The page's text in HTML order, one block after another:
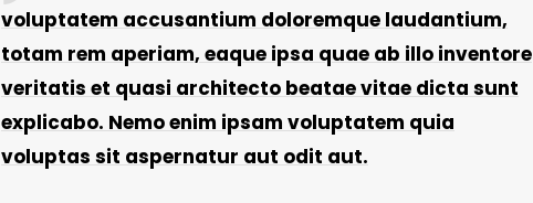
voluptatem accusantium doloremque laudantium,
totam rem aperiam, eaque ipsa quae ab illo inventore
veritatis et quasi architecto beatae vitae dicta sunt
explicabo. Nemo enim ipsam voluptatem quia
voluptas sit aspernatur aut odit aut.